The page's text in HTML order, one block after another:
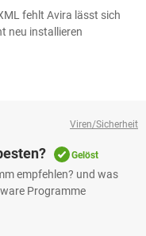
fehlt Avira lässt sich
neu installieren
Viren/Sicherheit
Gelöst
empfehlen? und was
Programme